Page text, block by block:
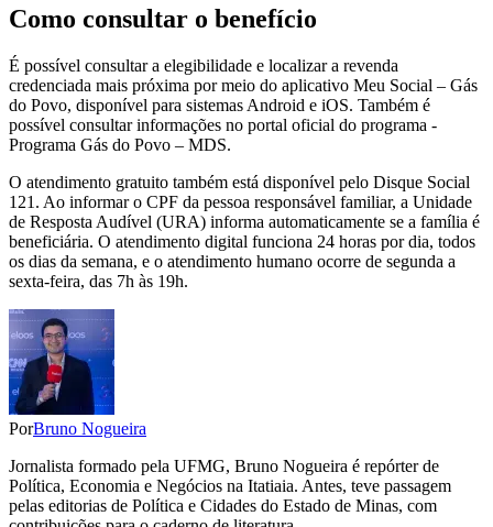
Como consultar o benefício
É possível consultar a elegibilidade e localizar a revenda
credenciada mais próxima por meio do aplicativo Meu Social – Gás
do Povo, disponível para sistemas Android e iOS. Também é
possível consultar informações no portal oficial do programa -
Programa Gás do Povo – MDS.
O atendimento gratuito também está disponível pelo Disque Social
121. Ao informar o CPF da pessoa responsável familiar, a Unidade
de Resposta Audível (URA) informa automaticamente se a família é
beneficiária. O atendimento digital funciona 24 horas por dia, todos
os dias da semana, e o atendimento humano ocorre de segunda a
sexta-feira, das 7h às 19h.
PorBruno Nogueira
Jornalista formado pela UFMG, Bruno Nogueira é repórter de
Política, Economia e Negócios na Itatiaia. Antes, teve passagem
pelas editorias de Política e Cidades do Estado de Minas, com